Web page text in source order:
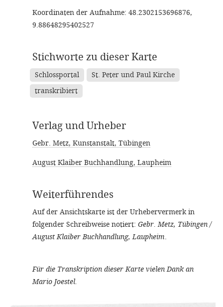
Koordinaten der Aufnahme: 48.2302153696876,
9.88648295402527
Stichworte zu dieser Karte
Schlossportal St. Peter und Paul Kirche
transkribiert
Verlag und Urheber
Gebr. Metz, Kunstanstalt, Tübingen
August Klaiber Buchhandlung, Laupheim
Weiterführendes
Auf der Ansichtskarte ist der Urhebervermerk in
folgender Schreibweise notiert: Gebr. Metz, Tübingen /
August Klaiber Buchhandlung, Laupheim
Für die Transkription dieser Karte vielen Dank an
Mario Joestel.